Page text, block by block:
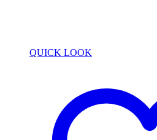
QUICK LOOK